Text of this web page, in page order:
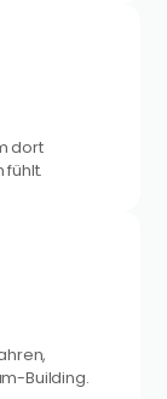
dort
fühlt.
Building.